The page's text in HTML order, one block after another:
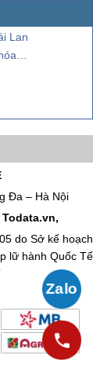
Lan
Đa – Hà Nội
do Sở kế hoạch
lữ hành Quốc Tế